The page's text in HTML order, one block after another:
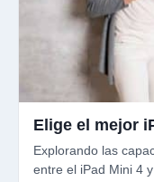
Elige el mejor
Explorando las
entre el iPad Mini 4